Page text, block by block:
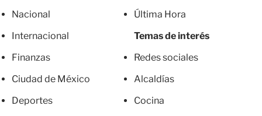
Nacional
Internacional
Finanzas
Ciudad de México
Deportes
Última Hora
Temas de interés
Redes sociales
Alcaldías
Cocina